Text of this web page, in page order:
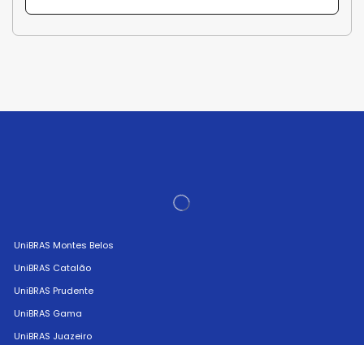
UniBRAS Montes Belos
UniBRAS Catalão
UniBRAS Prudente
UniBRAS Gama
UniBRAS Juazeiro